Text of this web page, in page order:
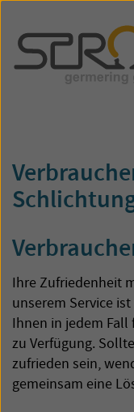
Ihre Zufriedenheit
unserem Service
Ihnen in jedem
zu Verfügung.
zufrieden sein,
gemeinsam eine